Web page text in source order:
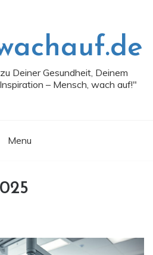
Deiner Gesundheit, Deinem
– Mensch, wach auf!"
Menu